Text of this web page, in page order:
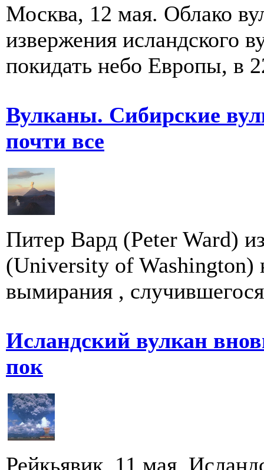
Москва, 12 мая. Облако
извержения исландского
покидать небо Европы, в
Вулканы. Сибирские
почти все
Питер Вард (Peter Ward)
(University of Washington)
вымирания ,
Исландский вулкан
пок
Рейкьявик, 11 мая.